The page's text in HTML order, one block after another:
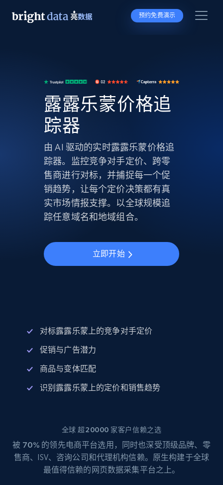
预约免费演示
露露乐蒙价格追
踪器
由 AI 驱动的实时露露乐蒙价格追
踪器。监控竞争对手定价、跨零
售商进行对标，并捕捉每一个促
销趋势，让每个定价决策都有真
实市场情报支撑。以全球规模追
踪任意域名和地域组合。
立即开始
对标露露乐蒙上的竞争对手定价
促销与广告潜力
商品与变体匹配
识别露露乐蒙上的定价和销售趋势
全球 超20000 家客户信赖之选
被 70% 的领先电商平台选用，同时也深受顶级品牌、零
售商、ISV、咨询公司和代理机构信赖。原生构建于全球
最值得信赖的网页数据采集平台之上。